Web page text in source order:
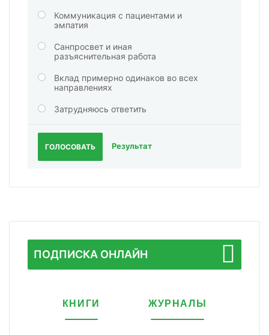
Коммуникация с пациентами и
эмпатия
Санпросвет и иная
разъяснительная работа
Вклад примерно одинаков во всех
направлениях
Затрудняюсь ответить
ГОЛОСОВАТЬ Результат
ПОДПИСКА ОНЛАЙН
КНИГИ ЖУРНАЛЫ